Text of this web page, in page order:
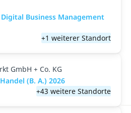
Business Management
+1 weiterer Standort
GmbH + Co. KG
(B. A.) 2026
+43 weitere Standorte